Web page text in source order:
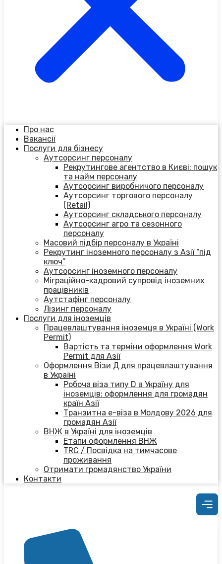
Про нас
Вакансії
Послуги для бізнесу
Аутсорсинг персоналу
Рекрутингове агентство в Києві: пошук
та найм персоналу
Аутсорсинг виробничого персоналу
Аутсорсинг торгового персоналу
(Retail)
Аутсорсинг складського персоналу
Аутсорсинг агро та сезонного
персоналу
Масовий підбір персоналу в Україні
Рекрутинг іноземного персоналу з Азії “під
ключ”
Аутсорсинг іноземного персоналу
Міграційно-кадровий супровід іноземних
працівників
Аутстафінг персоналу
Лізинг персоналу
Послуги для іноземців
Працевлаштування іноземця в Україні (Work
Permit)
Вартість та терміни оформлення Work
Permit для Азії
Оформлення Візи Д для працевлаштування
в Україні
Робоча віза типу D в Україну для
іноземців: оформлення для громадян
країн Азії
Транзитна е-віза в Молдову 2026 для
громадян Азії
ВНЖ в Україні для іноземців
Етапи оформлення ВНЖ
TRC / Посвідка на тимчасове
проживання
Отримати громадянство України
Контакти